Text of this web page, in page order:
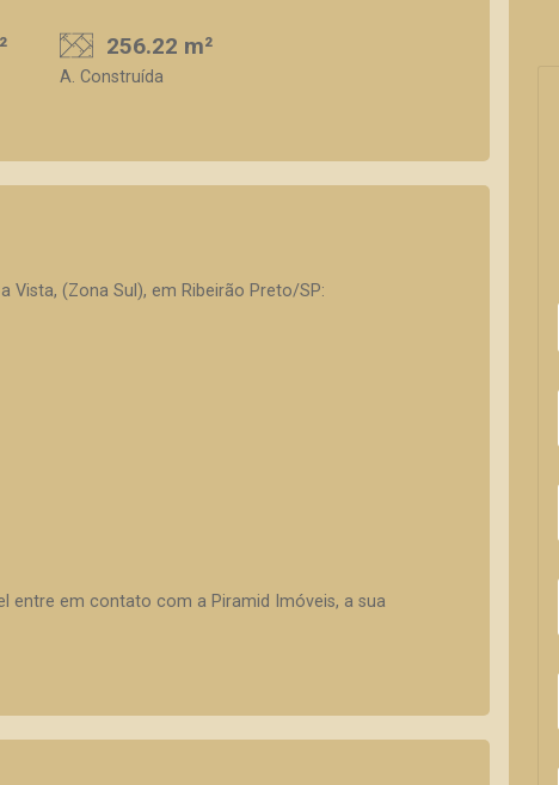
256.22 m²
A. Construída
Vista, (Zona Sul), em Ribeirão Preto/SP:
entre em contato com a Piramid Imóveis, a sua